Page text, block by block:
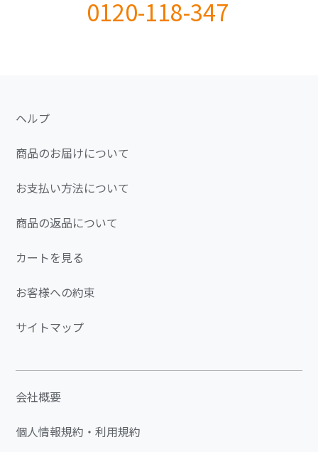
0120-118-347
ヘルプ
商品のお届けについて
お支払い方法について
商品の返品について
カートを見る
お客様への約束
サイトマップ
会社概要
個人情報規約・利用規約